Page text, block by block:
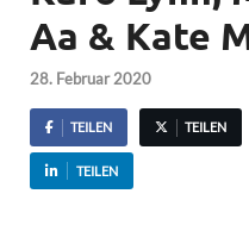
Aa & Kate
28. Februar 2020
TEILEN TEILEN
TEILEN